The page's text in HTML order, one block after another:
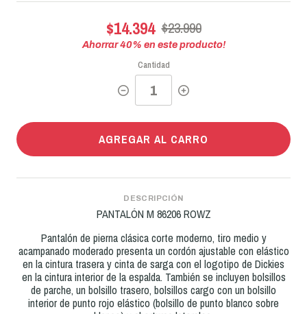
$14.394 $23.990
Ahorrar40% en este producto!
Cantidad
AGREGAR AL CARRO
DESCRIPCIÓN
PANTALÓN M 86206 ROWZ
Pantalón de pierna clásica corte moderno, tiro medio y
acampanado moderado presenta un cordón ajustable con elástico
en la cintura trasera y cinta de sarga con el logotipo de Dickies
en la cintura interior de la espalda. También se incluyen bolsillos
de parche, un bolsillo trasero, bolsillos cargo con un bolsillo
interior de punto rojo elástico (bolsillo de punto blanco sobre